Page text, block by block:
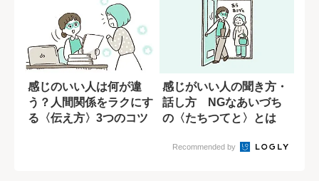
感じのいい人は何が違
う？人間関係をラクにす
る〈伝え方〉3つのコツ
感じがいい人の聞き方・
話し方 NGなあいづち
の〈たちつてと〉とは
Recommended by